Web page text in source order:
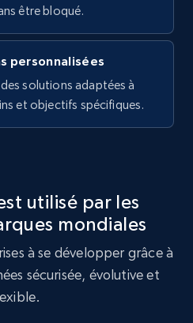
Description, Date
post, and more.
Awg
engagement rate,
link, Predicted lang,
être bloqué.
personnalisées
solutions adaptées à
et objectifs spécifiques.
utilisé par les
mondiales
à se développer grâce à
sécurisée, évolutive et